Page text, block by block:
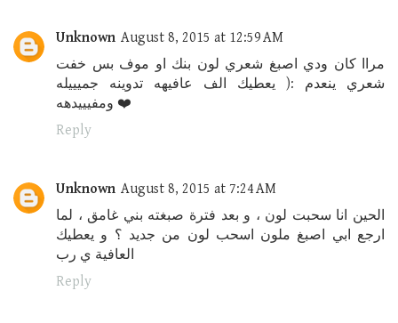
Unknown August 8, 2015 at 12:59 AM
مراا كان ودي اصبغ شعري لون بنك او موف بس خفت
شعري ينعدم :( يعطيك الف عافيهه تدوينه جميييله
ومفيييدهه ❤️
Reply
Unknown August 8, 2015 at 7:24 AM
الحين انا سحبت لون ، و بعد فترة صبغته بني غامق ، لما
ارجع ابي اصبغ ملون اسحب لون من جديد ؟ و يعطيك
العافية ي رب
Reply